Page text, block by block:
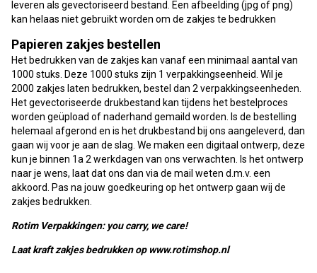
leveren als gevectoriseerd bestand. Een afbeelding (jpg of png)
kan helaas niet gebruikt worden om de zakjes te bedrukken
Papieren zakjes bestellen
Het bedrukken van de zakjes kan vanaf een minimaal aantal van
1000 stuks. Deze 1000 stuks zijn 1 verpakkingseenheid. Wil je
2000 zakjes laten bedrukken, bestel dan 2 verpakkingseenheden.
Het gevectoriseerde drukbestand kan tijdens het bestelproces
worden geüpload of naderhand gemaild worden. Is de bestelling
helemaal afgerond en is het drukbestand bij ons aangeleverd, dan
gaan wij voor je aan de slag. We maken een digitaal ontwerp, deze
kun je binnen 1a 2 werkdagen van ons verwachten. Is het ontwerp
naar je wens, laat dat ons dan via de mail weten d.m.v. een
akkoord. Pas na jouw goedkeuring op het ontwerp gaan wij de
zakjes bedrukken.
Rotim Verpakkingen: you carry, we care!
Laat kraft zakjes bedrukken op www.rotimshop.nl